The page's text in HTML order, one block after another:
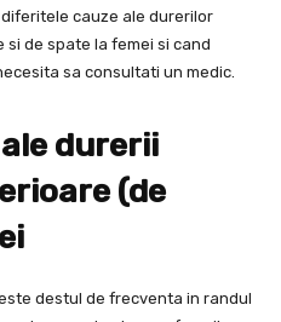
cauze ale durerilor
de spate la femei si cand
sa consultati un medic.
durerii
(de
destul de frecventa in randul